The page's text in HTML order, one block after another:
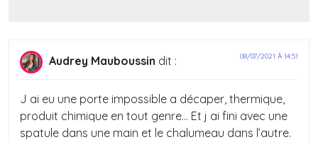
Audrey Mauboussin dit : 08/07/2021 À 14:51
J ai eu une porte impossible a décaper, thermique,
produit chimique en tout genre… Et j ai fini avec une
spatule dans une main et le chalumeau dans l’autre.